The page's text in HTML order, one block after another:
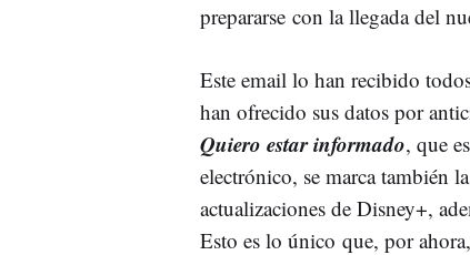
prepararse con la llegada del
Este email lo han recibido
han ofrecido sus datos por
Quiero estar informado, que
electrónico, se marca también
actualizaciones de Disney+,
Esto es lo único que, por